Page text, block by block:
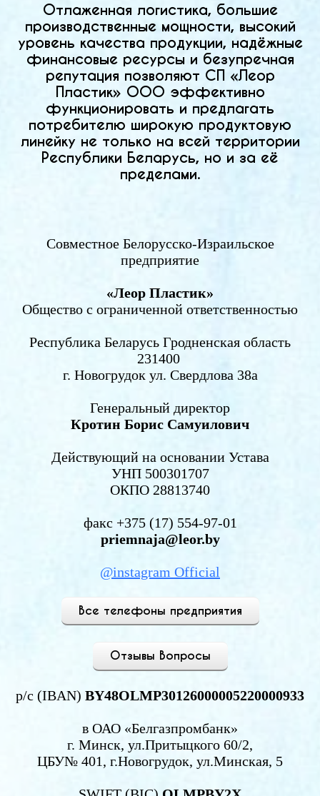
Отлаженная логистика, большие
производственные мощности, высокий
уровень качества продукции, надёжные
финансовые ресурсы и безупречная
репутация позволяют СП «Леор
Пластик» ООО эффективно
функционировать и предлагать
потребителю широкую продуктовую
линейку не только на всей территории
Республики Беларусь, но и за её
пределами.
Совместное Белорусско-Израильское
предприятие
«Леор Пластик»
Общество с ограниченной ответственностью
Республика Беларусь Гродненская область
231400
г. Новогрудок ул. Свердлова 38а
Генеральный директор
Кротин Борис Самуилович
Действующий на основании Устава
УНП 500301707
ОКПО 28813740
факс +375 (17) 554-97-01
priemnaja@leor.by
@instagram Official
Все телефоны предприятия
Отзывы Вопросы
р/с (IBAN) BY48OLMP30126000005220000933
в ОАО «Белгазпромбанк»
г. Минск, ул.Притыцкого 60/2,
ЦБУ№ 401, г.Новогрудок, ул.Минская, 5